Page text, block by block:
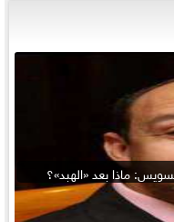
ماذا بعد «الهبد»؟